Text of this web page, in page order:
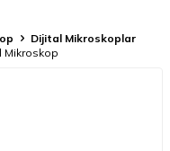
Dijital Mikroskoplar
Mikroskop